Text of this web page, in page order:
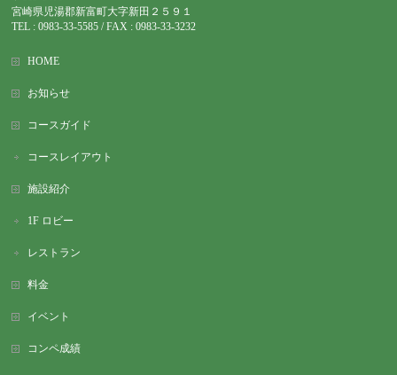
宮崎県児湯郡新富町大字新田２５９１
TEL : 0983-33-5585 / FAX : 0983-33-3232
HOME
お知らせ
コースガイド
コースレイアウト
施設紹介
1F ロビー
レストラン
料金
イベント
コンペ成績